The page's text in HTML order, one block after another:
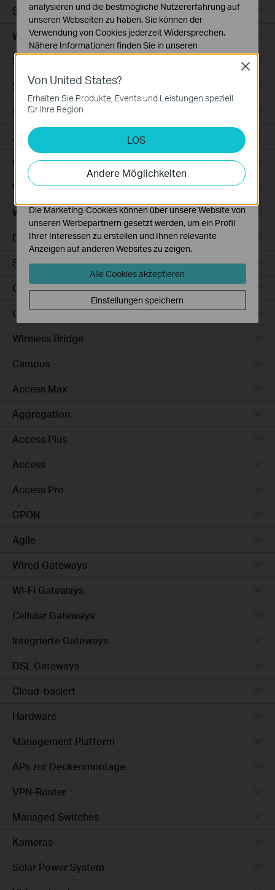
Smart Sensors
WLAN-Repeater+
Smartes Thermostat
Smart Hub
Saugroboter
Zubehör für Saugroboter
Ceiling Mount
WiFi
Wall Plate
Desktop
Switches
Outdoor
Gateways
Wireless Bridge
Campus
Access Max
Aggregation
Access Plus
Access
Access Pro
GPON
Agile
Wired Gateways
Wi-Fi Gateways
Cellular Gateways
Integrierte Gateways
DSL Gateways
Cloud-basiert
Hardware
Management Platform
APs zur Deckenmontage
VPN-Router
Managed Switches
Kameras
Solar Power System
Von United States?
Erhalten Sie Produkte, Events und Leistungen speziell
für Ihre Region
LOS
Andere Möglichkeiten
Close
analysieren und die bestmögliche Nutzererfahrung auf
unseren Webseiten zu haben. Sie können der
Verwendung von Cookies jederzeit Widersprechen.
Nähere Informationen finden Sie in unseren
Datenschutzhinweisen.
Notwendige Cookies
Diese Cookies sind zur Funktion der Website
erforderlich und können in Ihren Systemen nicht
Analyse- und Marketing-Cookies
Analyse-Cookies ermöglichen es uns, Ihre Aktivitäten
auf unserer Website zu analysieren, um die
Funktionsweise unserer Website zu verbessern und
Die Marketing-Cookies können über unsere Website von
unseren Werbepartnern gesetzt werden, um ein Profil
Ihrer Interessen zu erstellen und Ihnen relevante
Anzeigen auf anderen Websites zu zeigen.
Alle Cookies akzeptieren
Einstellungen speichern